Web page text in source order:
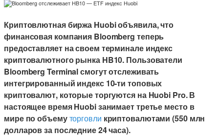
Криптовлютная биржа Huobi объявила, что
финансовая компания Bloomberg теперь
предоставляет на своем терминале индекс
криптовалютного рынка HB10. Пользователи
Bloomberg Terminal смогут отслеживать
интегрированный индекс 10-ти топовых
криптовалют, которые торгуются на Huobi Pro. В
настоящее время Huobi занимает третье место в
мире по объемуторговли криптовалютами (550 млн
долларов за последние 24 часа).